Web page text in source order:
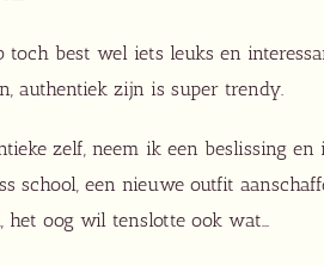
toch best wel iets leuks en
authentiek zijn is super trendy.
zelf, neem ik een beslissing
school, een nieuwe outfit
het oog wil tenslotte ook wat…